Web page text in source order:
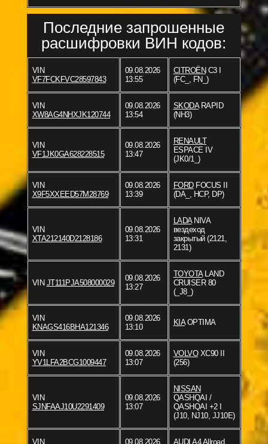
Последние запрошенные
расшифровки ВИН кодов:
VIN
VF7FCKFVC28597843
09.08.2026
13:55
CITROËNC3 I
(FC_, FN_)
VIN
XW8AG4NHXJK120744
09.08.2026
13:54
SKODARAPID
(NH3)
VIN
VF1JK0GA628228515
09.08.2026
13:47
RENAULT
ESPACE IV
(JK0/1_)
VIN
X9F5XXEED57M28769
09.08.2026
13:39
FORDFOCUS II
(DA_, HCP, DP)
VIN
XTA212140D2128186
09.08.2026
13:31
LADANIVA
вездеход
закрытый (2121,
2131)
VIN JT111PJA508000029
09.08.2026
13:27
TOYOTALAND
CRUISER 80
(_J8_)
VIN
KNAGS416BHA121346
09.08.2026
13:10
KIAOPTIMA
VIN
YV1LFA2BCG1009447
09.08.2026
13:07
VOLVOXC90 II
(256)
VIN
SJNFAAJ10U2291409
09.08.2026
13:07
NISSAN
QASHQAI /
QASHQAI +2 I
(J10, NJ10, JJ10E)
VIN
09.08.2026
AUDI A4 Allroad